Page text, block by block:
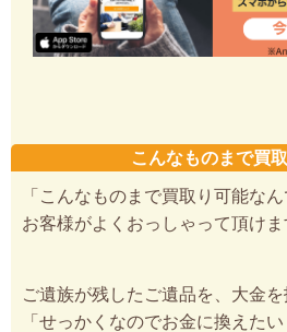
こんなものまで買
「こんなものまで買取り可能なん
お客様がよくおっしゃって頂けま
ご遺族が残したご遺品を、大金を
「せっかくなのでお金に換えた